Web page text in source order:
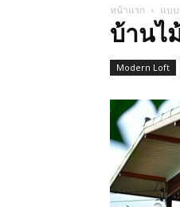
หน้าแรก แบ
บ้านไ
Modern Loft